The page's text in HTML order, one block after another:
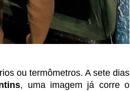
ou termômetros. A sete dias
, uma imagem já corre o